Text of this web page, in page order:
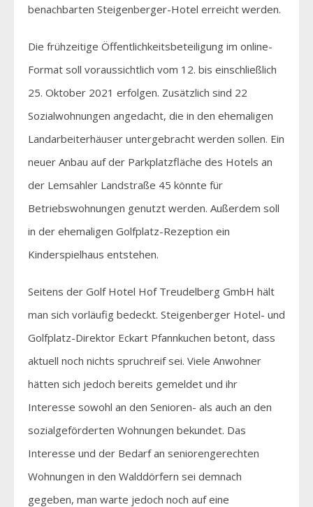
benachbarten Steigenberger-Hotel erreicht werden.
Die frühzeitige Öffentlichkeitsbeteiligung im online-
Format soll voraussichtlich vom 12. bis einschließlich
25. Oktober 2021 erfolgen. Zusätzlich sind 22
Sozialwohnungen angedacht, die in den ehemaligen
Landarbeiterhäuser untergebracht werden sollen. Ein
neuer Anbau auf der Parkplatzfläche des Hotels an
der Lemsahler Landstraße 45 könnte für
Betriebswohnungen genutzt werden. Außerdem soll
in der ehemaligen Golfplatz-Rezeption ein
Kinderspielhaus entstehen.
Seitens der Golf Hotel Hof Treudelberg GmbH hält
man sich vorläufig bedeckt. Steigenberger Hotel- und
Golfplatz-Direktor Eckart Pfannkuchen betont, dass
aktuell noch nichts spruchreif sei. Viele Anwohner
hätten sich jedoch bereits gemeldet und ihr
Interesse sowohl an den Senioren- als auch an den
sozialgeförderten Wohnungen bekundet. Das
Interesse und der Bedarf an seniorengerechten
Wohnungen in den Walddörfern sei demnach
gegeben, man warte jedoch noch auf eine